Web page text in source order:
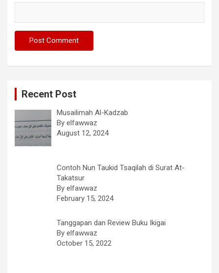
Recent Post
Musailimah Al-Kadzab
By elfawwaz
August 12, 2024
Contoh Nun Taukid Tsaqilah di Surat At-
Takatsur
By elfawwaz
February 15, 2024
Tanggapan dan Review Buku Ikigai
By elfawwaz
October 15, 2022